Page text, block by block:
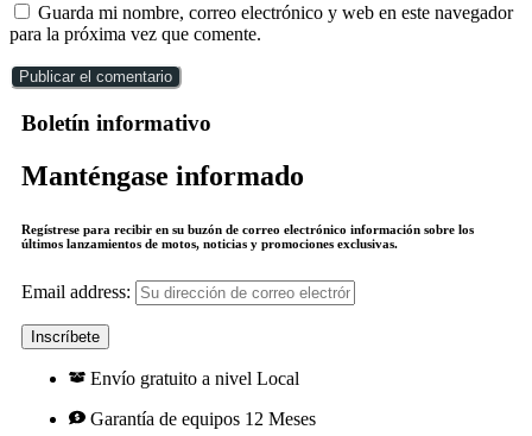
Guarda mi nombre, correo electrónico y web en este navegador
para la próxima vez que comente.
Boletín informativo
Manténgase informado
Regístrese para recibir en su buzón de correo electrónico información sobre los
últimos lanzamientos de motos, noticias y promociones exclusivas.
Email address:
Envío gratuito a nivel Local
Garantía de equipos 12 Meses